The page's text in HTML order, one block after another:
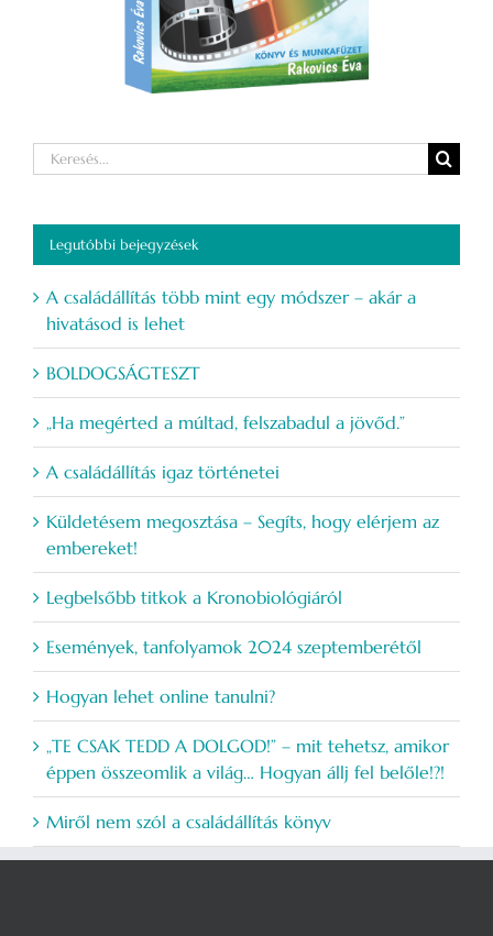
Keresés...
Legutóbbi bejegyzések
A családállítás több mint egy módszer – akár a
hivatásod is lehet
BOLDOGSÁGTESZT
„Ha megérted a múltad, felszabadul a jövőd.”
A családállítás igaz történetei
Küldetésem megosztása – Segíts, hogy elérjem az
embereket!
Legbelsőbb titkok a Kronobiológiáról
Események, tanfolyamok 2024 szeptemberétől
Hogyan lehet online tanulni?
„TE CSAK TEDD A DOLGOD!” – mit tehetsz, amikor
éppen összeomlik a világ… Hogyan állj fel belőle!?!
Miről nem szól a családállítás könyv